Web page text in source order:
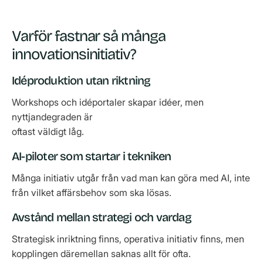
Varför fastnar så många
innovationsinitiativ?
Idéproduktion utan riktning
Workshops och idéportaler skapar idéer, men
nyttjandegraden är
oftast väldigt låg.
AI-piloter som startar i tekniken
Många initiativ utgår från vad man kan göra med AI, inte
från vilket affärsbehov som ska lösas.
Avstånd mellan strategi och vardag
Strategisk inriktning finns, operativa initiativ finns, men
kopplingen däremellan saknas allt för ofta.